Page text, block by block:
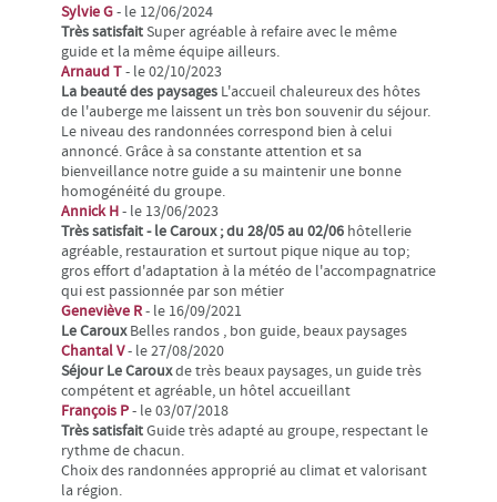
Sylvie G- le 12/06/2024
Très satisfaitSuper agréable à refaire avec le même
guide et la même équipe ailleurs.
Arnaud T- le 02/10/2023
La beauté des paysages L'accueil chaleureux des hôtes
de l'auberge me laissent un très bon souvenir du séjour.
Le niveau des randonnées correspond bien à celui
annoncé. Grâce à sa constante attention et sa
bienveillance notre guide a su maintenir une bonne
homogénéité du groupe.
Annick H- le 13/06/2023
Très satisfait - le Caroux ; du 28/05 au 02/06 hôtellerie
agréable, restauration et surtout pique nique au top;
gros effort d'adaptation à la météo de l'accompagnatrice
qui est passionnée par son métier
Geneviève R- le 16/09/2021
Le CarouxBelles randos , bon guide, beaux paysages
Chantal V- le 27/08/2020
Séjour Le Carouxde très beaux paysages, un guide très
compétent et agréable, un hôtel accueillant
François P- le 03/07/2018
Très satisfaitGuide très adapté au groupe, respectant le
rythme de chacun.
Choix des randonnées approprié au climat et valorisant
la région.